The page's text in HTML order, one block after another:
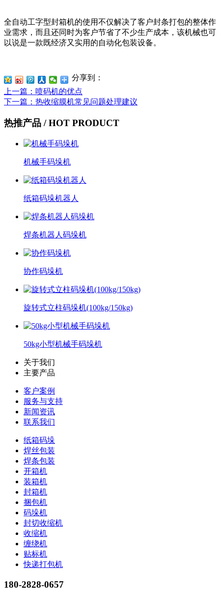
全自动工字型封箱机的使用不仅解决了客户封条打包的整体作
业需求，而且还同时为客户节省了不少生产成本，该机械也可
以说是一款既经济又实用的自动化包装设备。
分享到：
上一篇 ：喷码机的优点
下一篇 ：热收缩膜机常见问题处理建议
热推产品 / HOT PRODUCT
机械手码垛机
纸箱码垛机器人
焊条机器人码垛机
协作码垛机
旋转式立柱码垛机(100kg/150kg)
50kg小型机械手码垛机
关于我们
主要产品
客户案例
服务与支持
新闻资讯
联系我们
纸箱码垛
焊丝包装
焊条包装
开箱机
装箱机
封箱机
捆包机
码垛机
封切收缩机
收缩机
缠绕机
贴标机
快递打包机
180-2828-0657